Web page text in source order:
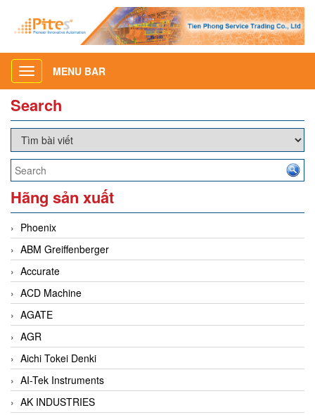
Toggle
navigation
MENU BAR
Search
Hãng sản xuất
Phoenix
ABM Greiffenberger
Accurate
ACD Machine
AGATE
AGR
Aichi Tokei Denki
AI-Tek Instruments
AK INDUSTRIES